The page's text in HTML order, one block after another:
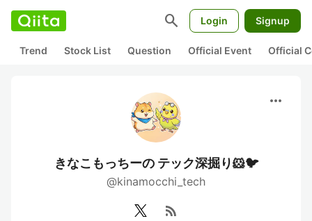
search Login Signup
Trend Stock List Question Official Event Official
more_horiz
きなこもっちーの テック深掘り🐹🐦
@kinamocchi_tech
rss_feed